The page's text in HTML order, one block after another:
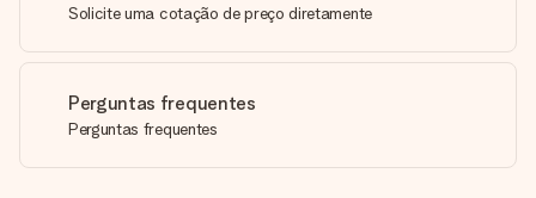
Solicite uma cotação de preço diretamente
Perguntas frequentes
Perguntas frequentes